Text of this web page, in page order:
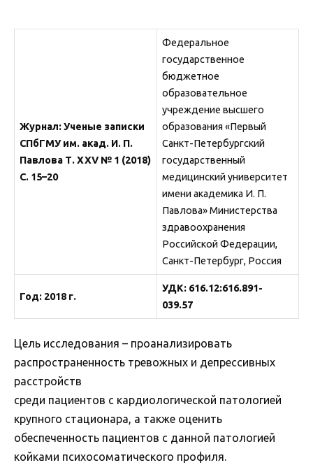
Журнал: Ученые записки
СПбГМУ им. акад. И. П.
Павлова Т. XXV № 1 (2018)
С. 15–20
Федеральное
государственное
бюджетное
образовательное
учреждение высшего
образования «Первый
Санкт-Петербургский
государственный
медицинский университет
имени академика И. П.
Павлова» Министерства
здравоохранения
Российской Федерации,
Санкт-Петербург, Россия
Год: 2018 г.
УДК: 616.12:616.891-
039.57
Цель исследования – проанализировать
распространенность тревожных и депрессивных
расстройств
среди пациентов с кардиологической патологией
крупного стационара, а также оценить
обеспеченность пациентов с данной патологией
койками психосоматического профиля.